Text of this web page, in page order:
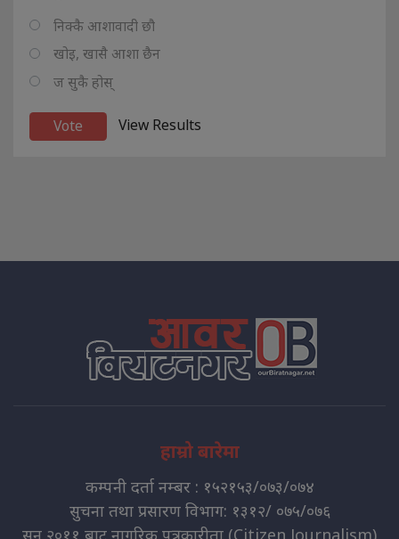
निक्कै आशावादी छौ
खोइ, खासै आशा छैन
ज सुकै होस्
View Results
हाम्रो बारेमा
कम्पनी दर्ता नम्बर : १५२१५३/०७३/०७४
सुचना तथा प्रसारण विभाग: १३१२/ ०७५/०७६